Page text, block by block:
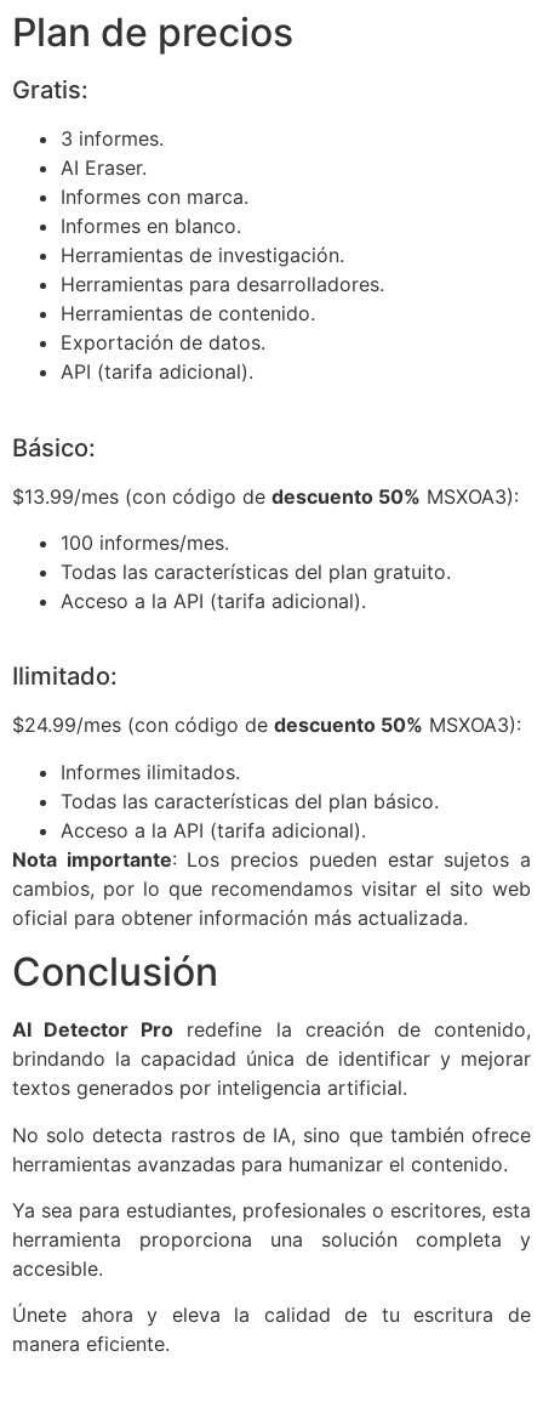
Plan de precios
Gratis:
3 informes.
AI Eraser.
Informes con marca.
Informes en blanco.
Herramientas de investigación.
Herramientas para desarrolladores.
Herramientas de contenido.
Exportación de datos.
API (tarifa adicional).
Básico:
$13.99/mes (con código de descuento 50% MSXOA3):
100 informes/mes.
Todas las características del plan gratuito.
Acceso a la API (tarifa adicional).
Ilimitado:
$24.99/mes (con código de descuento 50% MSXOA3):
Informes ilimitados.
Todas las características del plan básico.
Acceso a la API (tarifa adicional).
Nota importante: Los precios pueden estar sujetos a
cambios, por lo que recomendamos visitar el sito web
oficial para obtener información más actualizada.
Conclusión
AI Detector Pro redefine la creación de contenido,
brindando la capacidad única de identificar y mejorar
textos generados por inteligencia artificial.
No solo detecta rastros de IA, sino que también ofrece
herramientas avanzadas para humanizar el contenido.
Ya sea para estudiantes, profesionales o escritores, esta
herramienta proporciona una solución completa y
accesible.
Únete ahora y eleva la calidad de tu escritura de
manera eficiente.